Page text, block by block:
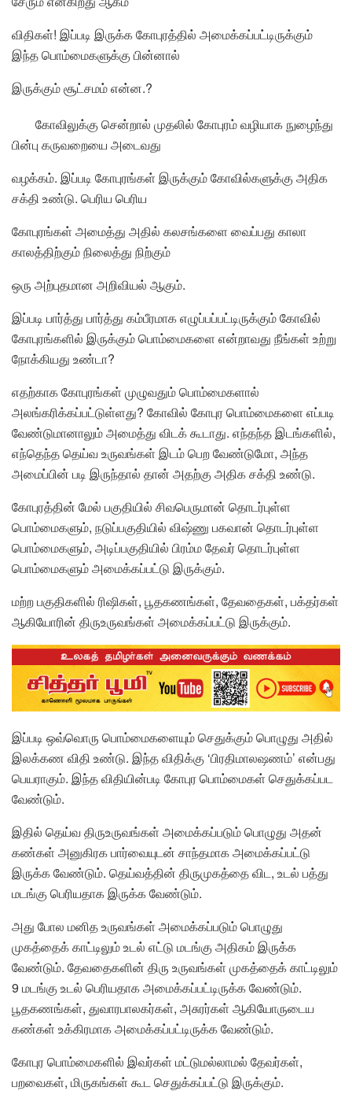
விதிகள்! இப்படி இருக்க கோபுரத்தில் அமைக்கப்பட்டிருக்கும்
இந்த பொம்மைகளுக்கு பின்னால்
இருக்கும் சூட்சமம் என்ன.?
கோவிலுக்கு சென்றால் முதலில் கோபுரம் வழியாக நுழைந்து
பின்பு கருவறையை அடைவது
வழக்கம். இப்படி கோபுரங்கள் இருக்கும் கோவில்களுக்கு அதிக
சக்தி உண்டு. பெரிய பெரிய
கோபுரங்கள் அமைத்து அதில் கலசங்களை வைப்பது காலா
காலத்திற்கும் நிலைத்து நிற்கும்
ஒரு அற்புதமான அறிவியல் ஆகும்.
இப்படி பார்த்து பார்த்து கம்பீரமாக எழுப்பப்பட்டிருக்கும் கோவில்
கோபுரங்களில் இருக்கும் பொம்மைகளை என்றாவது நீங்கள் உற்று
நோக்கியது உண்டா?
எதற்காக கோபுரங்கள் முழுவதும் பொம்மைகளால்
அலங்கரிக்கப்பட்டுள்ளது? கோவில் கோபுர பொம்மைகளை எப்படி
வேண்டுமானாலும் அமைத்து விடக் கூடாது. எந்தந்த இடங்களில்,
எந்தெந்த தெய்வ உருவங்கள் இடம் பெற வேண்டுமோ, அந்த
அமைப்பின் படி இருந்தால் தான் அதற்கு அதிக சக்தி உண்டு.
கோபுரத்தின் மேல் பகுதியில் சிவபெருமான் தொடர்புள்ள
பொம்மைகளும், நடுப்பகுதியில் விஷ்ணு பகவான் தொடர்புள்ள
பொம்மைகளும், அடிப்பகுதியில் பிரம்ம தேவர் தொடர்புள்ள
பொம்மைகளும் அமைக்கப்பட்டு இருக்கும்.
மற்ற பகுதிகளில் ரிஷிகள், பூதகணங்கள், தேவதைகள், பக்தர்கள்
ஆகியோரின் திருஉருவங்கள் அமைக்கப்பட்டு இருக்கும்.
இப்படி ஒவ்வொரு பொம்மைகளையும் செதுக்கும் பொழுது அதில்
இலக்கண விதி உண்டு. இந்த விதிக்கு ‘பிரதிமாலஷணம்’ என்பது
பெயராகும். இந்த விதியின்படி கோபுர பொம்மைகள் செதுக்கப்பட
வேண்டும்.
இதில் தெய்வ திருஉருவங்கள் அமைக்கப்படும் பொழுது அதன்
கண்கள் அனுகிரக பார்வையுடன் சாந்தமாக அமைக்கப்பட்டு
இருக்க வேண்டும். தெய்வத்தின் திருமுகத்தை விட, உடல் பத்து
மடங்கு பெரியதாக இருக்க வேண்டும்.
அது போல மனித உருவங்கள் அமைக்கப்படும் பொழுது
முகத்தைக் காட்டிலும் உடல் எட்டு மடங்கு அதிகம் இருக்க
வேண்டும். தேவதைகளின் திரு உருவங்கள் முகத்தைக் காட்டிலும்
9 மடங்கு உடல் பெரியதாக அமைக்கப்பட்டிருக்க வேண்டும்.
பூதகணங்கள், துவாரபாலகர்கள், அசுரர்கள் ஆகியோருடைய
கண்கள் உக்கிரமாக அமைக்கப்பட்டிருக்க வேண்டும்.
கோபுர பொம்மைகளில் இவர்கள் மட்டுமல்லாமல் தேவர்கள்,
பறவைகள், மிருகங்கள் கூட செதுக்கப்பட்டு இருக்கும்.